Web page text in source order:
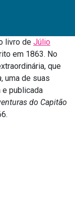
livro de Júlio
em 1863. No
que
, uma de suas
publicada
do Capitão